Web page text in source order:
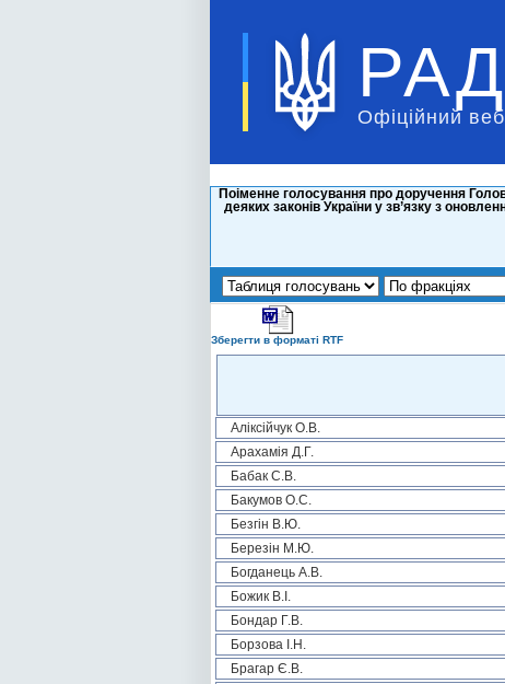
Офіційний
Поіменне голосування про доручення
деяких законів України у зв’язку з
Зберегти в форматі RTF
Аліксійчук О.В.
Арахамія Д.Г.
Бабак С.В.
Бакумов О.С.
Безгін В.Ю.
Березін М.Ю.
Богданець А.В.
Божик В.І.
Бондар Г.В.
Борзова І.Н.
Брагар Є.В.